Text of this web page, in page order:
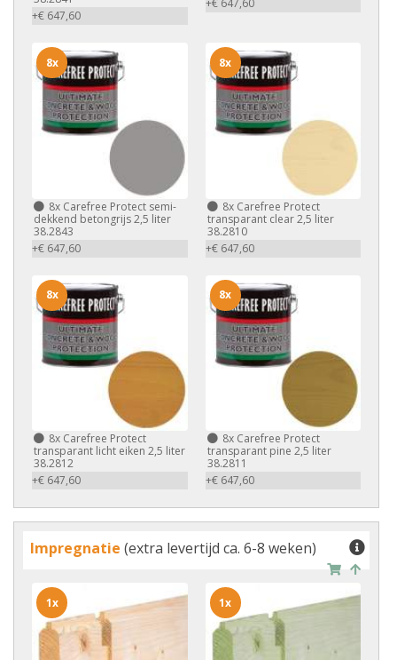
+€ 647,60
+€ 647,60
8x Carefree Protect semi-
dekkend betongrijs 2,5 liter
38.2843
+€ 647,60
8x
8xCarefree Protect
transparant clear 2,5 liter
38.2810
+€ 647,60
8x
8x Carefree Protect
transparant licht eiken 2,5 liter
38.2812
+€ 647,60
8x
8xCarefree Protect
transparant pine 2,5 liter
38.2811
+€ 647,60
8x
Impregnatie (extra levertijd ca. 6-8 weken)
1x 1x